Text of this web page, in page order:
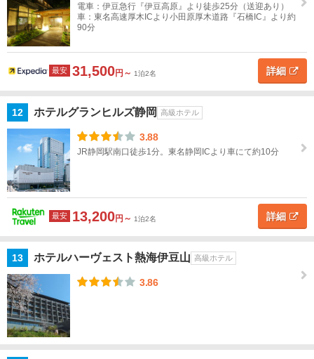
九
州
沖
閉じる
電車：伊豆急行『伊豆高原』より徒歩25分（送迎あり）
車：東名高速厚木ICより小田原厚木道路『石橋IC』より約
90分
最安 31,500円～ 1泊2名 詳細
12 ホテルグランヒルズ静岡 高級ホテル
3.88
JR静岡駅南口徒歩1分。東名静岡ICより車にて約10分
最安 13,200円～ 1泊2名 詳細
13 ホテルハーヴェスト熱海伊豆山 高級ホテル
3.86